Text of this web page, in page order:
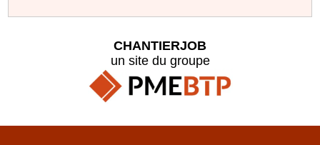
CHANTIERJOB
un site du groupe